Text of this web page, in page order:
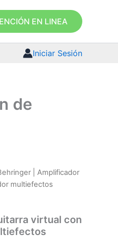
EN LINEA
Iniciar Sesión
de
| Amplificador
multiefectos
virtual con